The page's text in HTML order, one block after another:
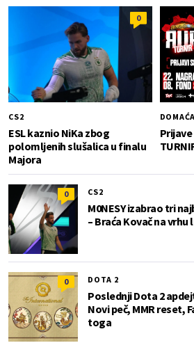
0
CS2
ESL kaznio NiKa zbog
polomljenih slušalica u finalu
Majora
0 CS2
M0NESY izabrao tri
– Braća Kovač na vrhu
0 DOTA 2
Poslednji Dota 2
Novi peč, MMR reset,
toga